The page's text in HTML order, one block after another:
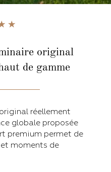
original
de gamme
réellement
globale proposée
premium permet de
moments de